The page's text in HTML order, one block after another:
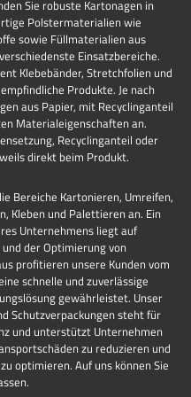
Sie robuste Kartonagen in
Polstermaterialien wie
sowie Füllmaterialien aus
Einsatzbereiche.
Klebebänder, Stretchfolien und
Produkte. Je nach
aus Papier, mit Recyclinganteil
Materialeigenschaften an.
Recyclinganteil oder
direkt beim Produkt.
Bereiche Kartonieren, Umreifen,
Kleben und Palettieren an. Ein
Unternehmens liegt auf
der Optimierung von
profitieren unsere Kunden vom
schnelle und zuverlässige
gewährleistet. Unser
Schutzverpackungen steht für
und unterstützt Unternehmen
zu reduzieren und
optimieren. Auf uns können Sie